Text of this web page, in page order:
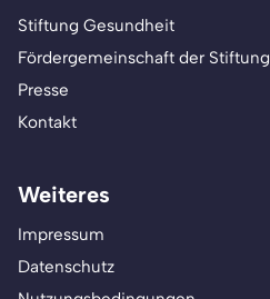
Stiftung Gesundheit
Fördergemeinschaft der Stiftung
Presse
Kontakt
Weiteres
Impressum
Datenschutz